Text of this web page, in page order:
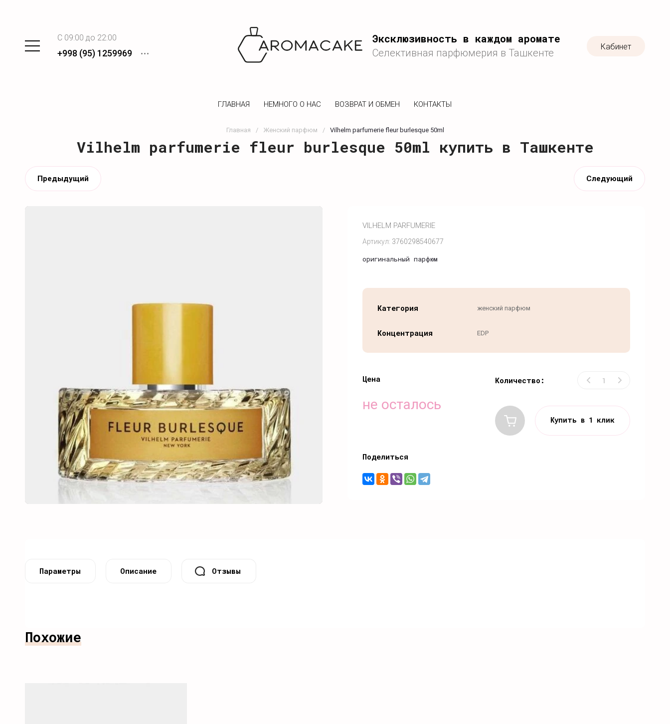
C 09:00 до 22:00
+998 (95) 1259969
Эксклюзивность в каждом аромате
Селективная парфюмерия в Ташкенте
Кабинет
ГЛАВНАЯ НЕМНОГО О НАС ВОЗВРАТ И ОБМЕН КОНТАКТЫ
Главная / Женский парфюм / Vilhelm parfumerie fleur burlesque 50ml
Vilhelm parfumerie fleur burlesque 50ml купить в Ташкенте
Предыдущий Следующий
Артикул: 3760298540677
VILHELM PARFUMERIE
оригинальный парфюм
Цена
не осталось
Количество:
Купить в 1 клик
Категория женский парфюм
Концентрация EDP
Поделиться
Параметры Описание Отзывы
Похожие